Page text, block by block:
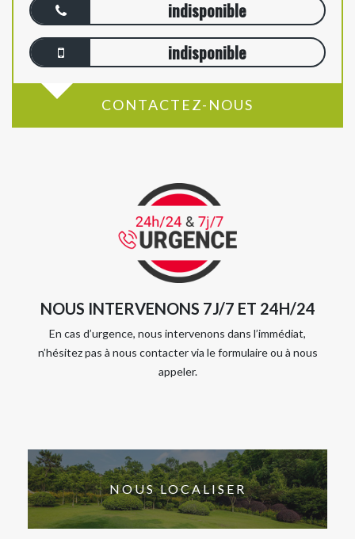
indisponible
indisponible
CONTACTEZ-NOUS
NOUS INTERVENONS 7J/7 ET 24H/24
En cas d’urgence, nous intervenons dans l’immédiat,
n’hésitez pas à nous contacter via le formulaire ou à nous
appeler.
NOUS LOCALISER